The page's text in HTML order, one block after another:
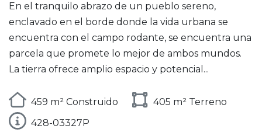
En el tranquilo abrazo de un pueblo sereno,
enclavado en el borde donde la vida urbana se
encuentra con el campo rodante, se encuentra una
parcela que promete lo mejor de ambos mundos.
La tierra ofrece amplio espacio y potencial...
459 m² Construido
405 m² Terreno
428-03327P